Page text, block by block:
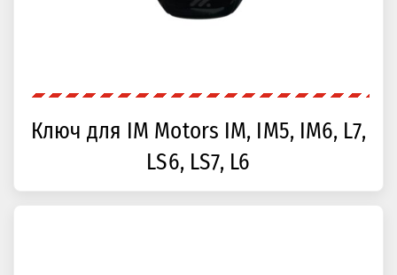
Ключ для IM Motors IM, IM5, IM6, L7,
LS6, LS7, L6